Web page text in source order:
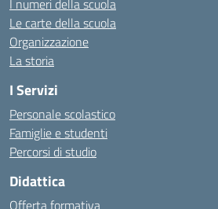
I numeri della scuola
Le carte della scuola
Organizzazione
La storia
I Servizi
Personale scolastico
Famiglie e studenti
Percorsi di studio
Didattica
Offerta formativa